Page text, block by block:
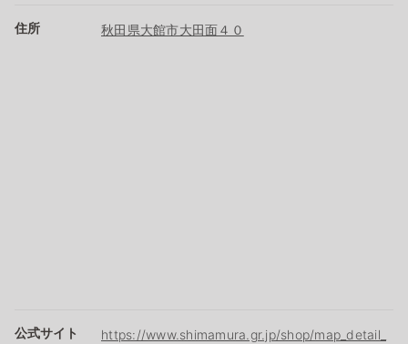
住所 秋田県大館市大田面４０
公式サイト
https://www.shimamura.gr.jp/shop/map_detail_